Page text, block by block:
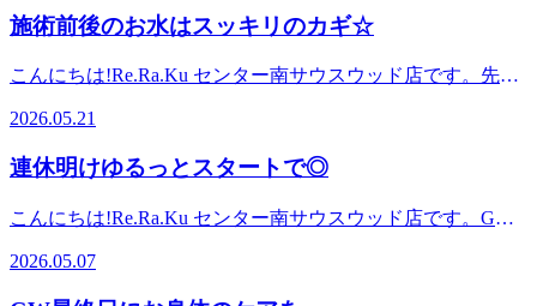
ストレッチ付ボディケア」で健康のための“予防”のボディケ
ライン/グリーンライン センター南駅センター北駅、あざみ
≪場所≫センター南駅1番出口から徒歩1分!横浜市都筑区茅
ケ崎中央6-1Southwood(サウスウッド)3Fお気軽にご来店くだ
さい。
フ一同心よりお待ちしております。Re.Ra.Kuで「健康のため
の予防ケア」を行いませんか?本日も皆様のご来店をスタッ
フ一同心よりお待ちしております。直近の予約状況は、土日
比較的空きがあります!※ご予約状況は変わることがありま
ョンスタジオマッサージ・整体ファンにも気持ちいいと大好
健康のための“予防”のボディケア始めませんか?≪アクセス
ター南駅センター北駅、あざみ野駅、中山駅、仲町台駅、日
吉駅からもアクセスしやすい!≪場所≫センター南駅1番出口
頭周りをほぐします。炭酸泡を付けてほぐすことで血行促進
が期待され、泡を付けた瞬間からパチパチと音が鳴り、同時
ミングリモーネ、ソフトラベンダーからお選びいただけま
す。※単体利用不可本日も皆様のご来店をスタッフ一同心よ
気です!平日も埋まりやすい時間帯はありますが比較的空き
があります!※ご予約状況は変わることがあります。お気軽
にお電話でお問い合わせください。リラクゼーションスタジ
オリジナル「肩甲骨ストレッチ付ボディケア」で健康のため
施術前後のお水はスッキリのカギ☆
こんにちは!Re.Ra.Ku センター南サウスウッド店です。先
いの?」と聞かれました。皆様はなぜかご存じでしょうか?実
は、筋肉をほぐすと血流が良くなって酸素や、栄養、水分が
筋肉に届きやすくなったり、二酸化炭素、疲労物質などは身
は、水分量がかなり重要なんです!!水分が足りていないと流
しにくくなって、人によっては頭痛や身体のだるさがでてし
2026.05.21
連休明けゆるっとスタートで◎
こんにちは!Re.Ra.Ku センター南サウスウッド店です。GW
連休後のお仕事はいつもより疲れやすいですよね、、朝早く
起きれただけで100点です!ご自身にはなまるをあげてくださ
2026.05.07